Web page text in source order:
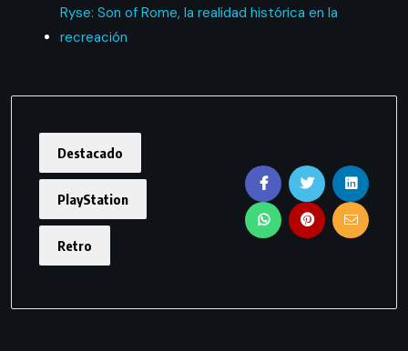
Ryse: Son of Rome, la realidad histórica en la
recreación
Destacado
PlayStation
Retro